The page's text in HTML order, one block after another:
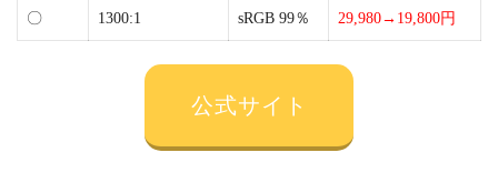
〇 1300:1 sRGB 99％ 29,980→19,800円
公式サイト